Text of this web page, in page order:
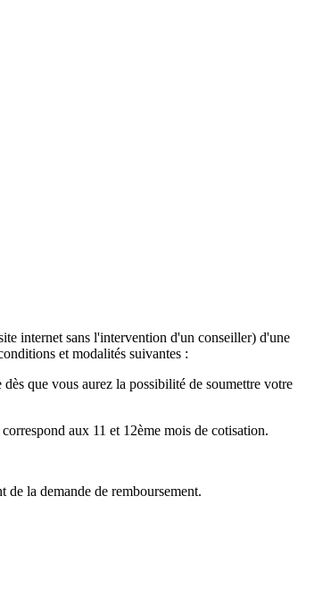
internet sans l'intervention d'un conseiller) d'une
et modalités suivantes :
que vous aurez la possibilité de soumettre votre
aux 11 et 12ème mois de cotisation.
de la demande de remboursement.